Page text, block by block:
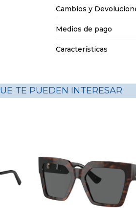
Cambios y
Medios de pago
Características
TE PUEDEN INTERESAR